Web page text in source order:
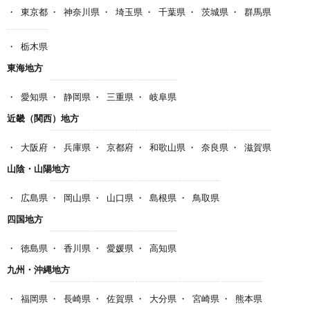
東京都 神奈川県 埼玉県 千葉県 茨城県 群馬県
栃木県
東海地方
愛知県 静岡県 三重県
岐阜県
近畿（関西）地方
大阪府 兵庫県 京都府 和歌山県 奈良県
滋賀県
山陰・山陽地方
広島県 岡山県 山口県 島根県
鳥取県
四国地方
徳島県 香川県 愛媛県
高知県
九州・沖縄地方
福岡県 長崎県 佐賀県 大分県 宮崎県 熊本県